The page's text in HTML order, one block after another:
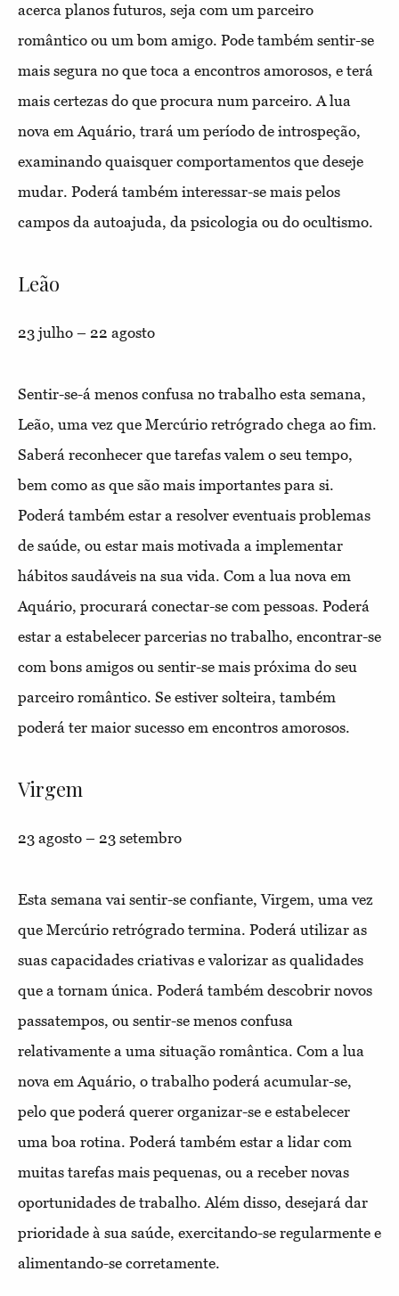
acerca planos futuros, seja com um parceiro
romântico ou um bom amigo. Pode também sentir-se
mais segura no que toca a encontros amorosos, e terá
mais certezas do que procura num parceiro. A lua
nova em Aquário, trará um período de introspeção,
examinando quaisquer comportamentos que deseje
mudar. Poderá também interessar-se mais pelos
campos da autoajuda, da psicologia ou do ocultismo.
Leão
23 julho – 22 agosto
Sentir-se-á menos confusa no trabalho esta semana,
Leão, uma vez que Mercúrio retrógrado chega ao fim.
Saberá reconhecer que tarefas valem o seu tempo,
bem como as que são mais importantes para si.
Poderá também estar a resolver eventuais problemas
de saúde, ou estar mais motivada a implementar
hábitos saudáveis na sua vida. Com a lua nova em
Aquário, procurará conectar-se com pessoas. Poderá
estar a estabelecer parcerias no trabalho, encontrar-se
com bons amigos ou sentir-se mais próxima do seu
parceiro romântico. Se estiver solteira, também
poderá ter maior sucesso em encontros amorosos.
Virgem
23 agosto – 23 setembro
Esta semana vai sentir-se confiante, Virgem, uma vez
que Mercúrio retrógrado termina. Poderá utilizar as
suas capacidades criativas e valorizar as qualidades
que a tornam única. Poderá também descobrir novos
passatempos, ou sentir-se menos confusa
relativamente a uma situação romântica. Com a lua
nova em Aquário, o trabalho poderá acumular-se,
pelo que poderá querer organizar-se e estabelecer
uma boa rotina. Poderá também estar a lidar com
muitas tarefas mais pequenas, ou a receber novas
oportunidades de trabalho. Além disso, desejará dar
prioridade à sua saúde, exercitando-se regularmente e
alimentando-se corretamente.